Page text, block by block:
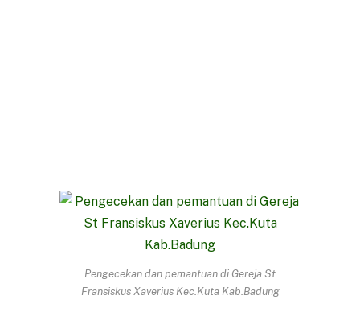
Pengecekan dan pemantuan di Gereja St
Fransiskus Xaverius Kec.Kuta Kab.Badung